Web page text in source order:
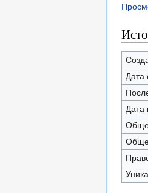
Дата
Дата